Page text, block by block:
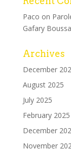
Paco on
Gafary
Archives
December
August 2025
July 2025
February 2025
December
November